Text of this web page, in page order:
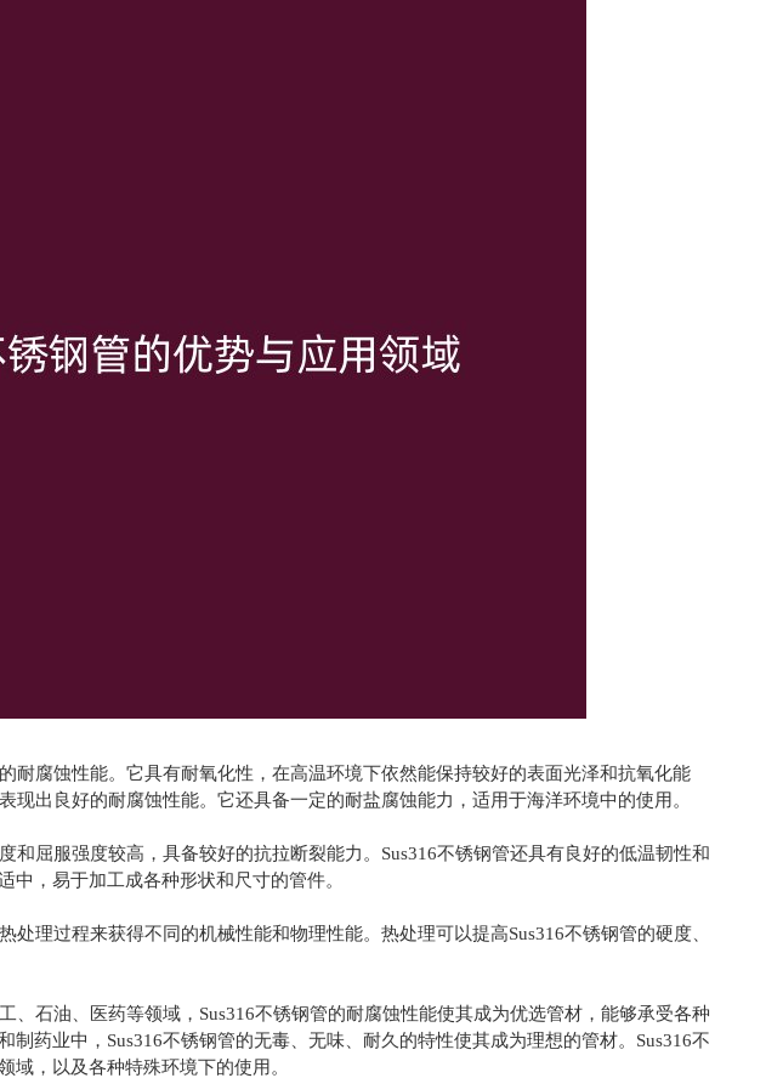
耐腐蚀性能。它具有耐氧化性，在高温环境下依然能保持较好的表面光泽和抗氧化能
现出良好的耐腐蚀性能。它还具备一定的耐盐腐蚀能力，适用于海洋环境中的使用。
和屈服强度较高，具备较好的抗拉断裂能力。Sus316不锈钢管还具有良好的低温韧性和
中，易于加工成各种形状和尺寸的管件。
处理过程来获得不同的机械性能和物理性能。热处理可以提高Sus316不锈钢管的硬度、
、石油、医药等领域，Sus316不锈钢管的耐腐蚀性能使其成为优选管材，能够承受各种
药业中，Sus316不锈钢管的无毒、无味、耐久的特性使其成为理想的管材。Sus316不
域，以及各种特殊环境下的使用。